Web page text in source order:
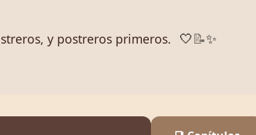
y postreros primeros. 🤍 📝✨